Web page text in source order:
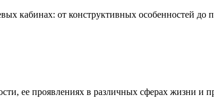
кабинах: от конструктивных особенностей до
ее проявлениях в различных сферах жизни и